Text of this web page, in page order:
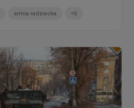
armia radziecka +5